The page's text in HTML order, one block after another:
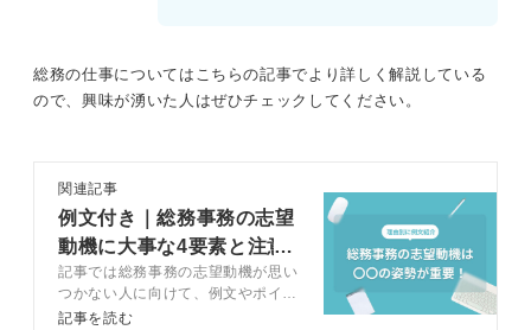
総務の仕事についてはこちらの記事でより詳しく解説している
ので、興味が湧いた人はぜひチェックしてください。
関連記事
例文付き｜総務事務の志望
動機に大事な4要素と注意
点を解説
記事では総務事務の志望動機が思い
つかない人に向けて、例文やポイン
トを紹介します。総務事務の社内で
記事を読む